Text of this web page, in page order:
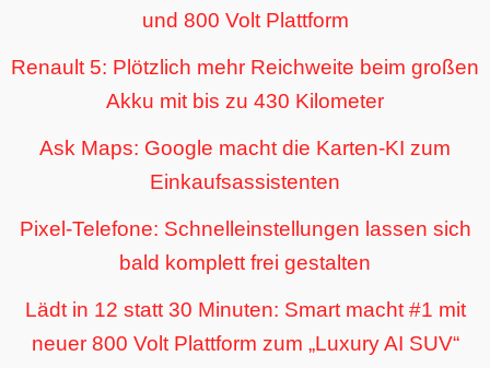
und 800 Volt Plattform
Renault 5: Plötzlich mehr Reichweite beim großen
Akku mit bis zu 430 Kilometer
Ask Maps: Google macht die Karten-KI zum
Einkaufsassistenten
Pixel-Telefone: Schnelleinstellungen lassen sich
bald komplett frei gestalten
Lädt in 12 statt 30 Minuten: Smart macht #1 mit
neuer 800 Volt Plattform zum „Luxury AI SUV“